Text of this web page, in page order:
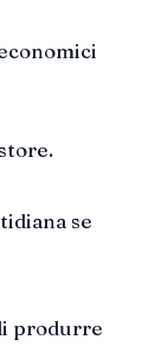
se
produrre